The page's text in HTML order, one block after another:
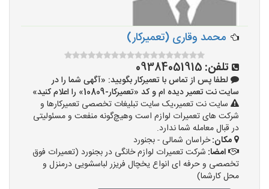
محمد وقاری (تعمیرکار)
تلفن: 09384051915
لطفا پس از تماس با تعمیرکار بگویید: «آگهی شما را در
سایت نت تعمیر دیده ام و کد «تعمیرکار-10809» را اعلام کنید»
سایت نت تعمیر،یک سایت تبلیغات تخصصی تعمیرکارها و
شرکت های تعمیرات لوازم است وهیچ‌گونه منفعت و مسئولیتی
در قبال معامله شما ندارد.
مکان:خراسان شمالی - بجنورد
امضا: شرکت تعمیرات لوازم خانگی در بجنورد (تعمیرات فوق
تخصصی و حرفه ای انواع یخچال فریزر لباسشویی درمنزل و
محل کارشما)